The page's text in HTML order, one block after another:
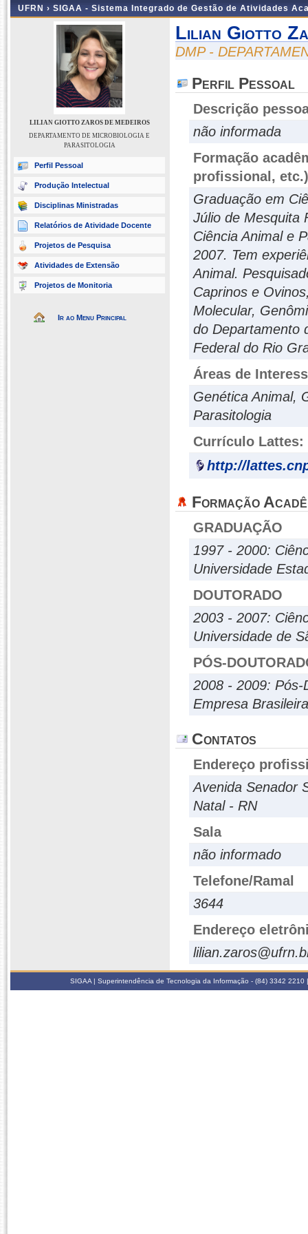
UFRN › SIGAA - Sistema Integrado de Gestão de Atividades
LILIAN GIOTTO ZAROS DE MEDEIROS
DEPARTAMENTO DE MICROBIOLOGIA E
PARASITOLOGIA
Perfil Pessoal
Produção Intelectual
Disciplinas Ministradas
Relatórios de Atividade Docente
Projetos de Pesquisa
Atividades de Extensão
Projetos de Monitoria
Ir ao Menu Principal
Lilian Giotto
DMP -
Perfil Pessoal
Descrição
não informada
Formação
profissional, etc.)
Graduação em
Júlio de Mesquita
Ciência Animal e
2007. Tem
Animal.
Caprinos e
Molecular,
do Departamento
Federal do Rio
Áreas de
Genética Animal,
Parasitologia
Currículo Lattes:
http://
Formação
GRADUAÇÃO
1997 - 2000:
Universidade
DOUTORADO
2003 - 2007:
Universidade de
PÓS-
2008 - 2009: Pós-
Empresa
Contatos
Endereço
Avenida Senador
Natal - RN
Sala
não informado
Telefone/Ramal
3644
Endereço
SIGAA | Superintendência de Tecnologia da Informação - (84) 3342